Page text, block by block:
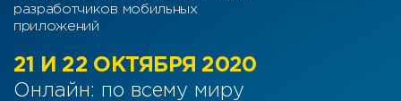
разработчиков мобильных
приложений
21 И 22 ОКТЯБРЯ 2020
Онлайн: по всему миру